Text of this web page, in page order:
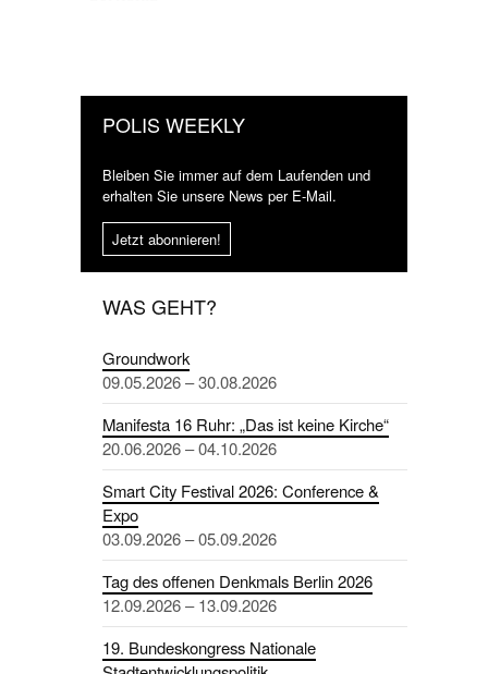
POLIS WEEKLY
Bleiben Sie immer auf dem Laufenden und
erhalten Sie unsere News per E-Mail.
Jetzt abonnieren!
WAS GEHT?
Groundwork
09.05.2026 – 30.08.2026
Manifesta 16 Ruhr: „Das ist keine Kirche“
20.06.2026 – 04.10.2026
Smart City Festival 2026: Conference &
Expo
03.09.2026 – 05.09.2026
Tag des offenen Denkmals Berlin 2026
12.09.2026 – 13.09.2026
19. Bundeskongress Nationale